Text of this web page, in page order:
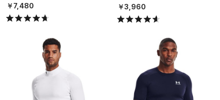
￥7,480
ーニング/MEN）
￥3,960